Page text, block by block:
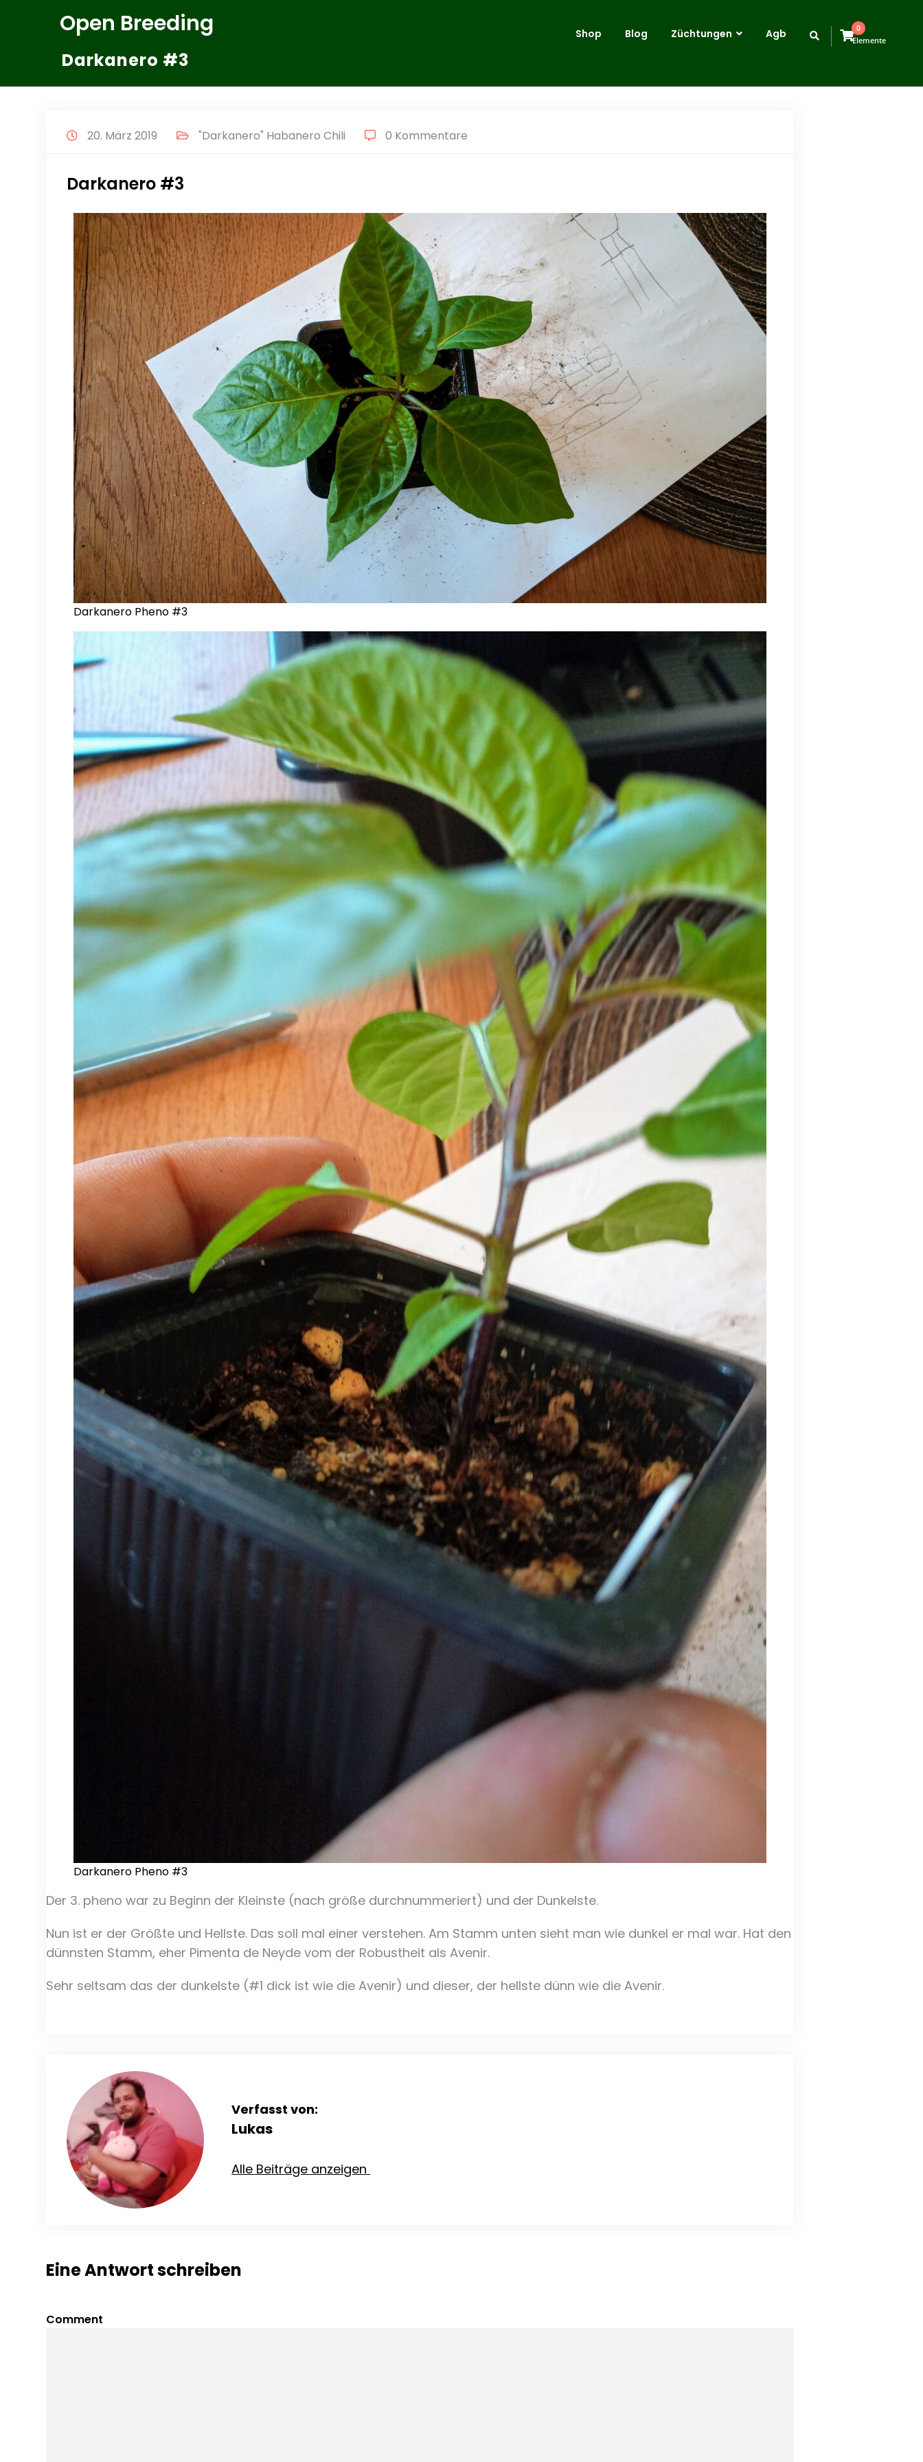
Open Breeding Shop Blog Züchtungen Agb
0
Elemente
Darkanero #3
20. März 2019 "Darkanero" Habanero Chili 0 Kommentare
Darkanero #3
Darkanero Pheno #3
Darkanero Pheno #3
Der 3. pheno war zu Beginn der Kleinste (nach größe durchnummeriert) und der Dunkelste.
Nun ist er der Größte und Hellste. Das soll mal einer verstehen. Am Stamm unten sieht man wie dunkel er mal war. Hat den
dünnsten Stamm, eher Pimenta de Neyde vom der Robustheit als Avenir.
Sehr seltsam das der dunkelste (#1 dick ist wie die Avenir) und dieser, der hellste dünn wie die Avenir.
Verfasst von:
Lukas
Alle Beiträge anzeigen
Eine Antwort schreiben
Comment